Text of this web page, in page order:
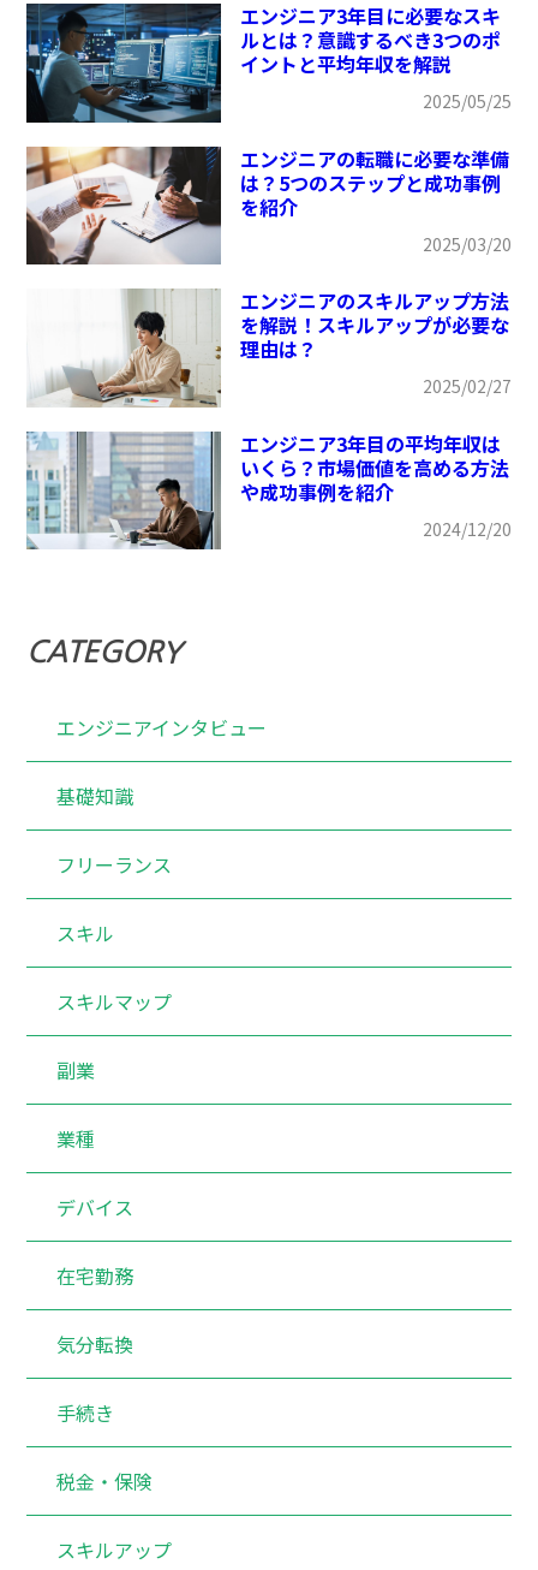
エンジニア3年目に必要なスキ
ルとは？意識するべき3つのポ
イントと平均年収を解説
2025/05/25
エンジニアの転職に必要な準備
は？5つのステップと成功事例
を紹介
2025/03/20
エンジニアのスキルアップ方法
を解説！スキルアップが必要な
理由は？
2025/02/27
エンジニア3年目の平均年収は
いくら？市場価値を高める方法
や成功事例を紹介
2024/12/20
CATEGORY
エンジニアインタビュー
基礎知識
フリーランス
スキル
スキルマップ
副業
業種
デバイス
在宅勤務
気分転換
手続き
税金・保険
スキルアップ